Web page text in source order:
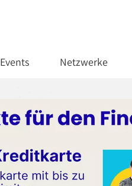
Events Netzwerke